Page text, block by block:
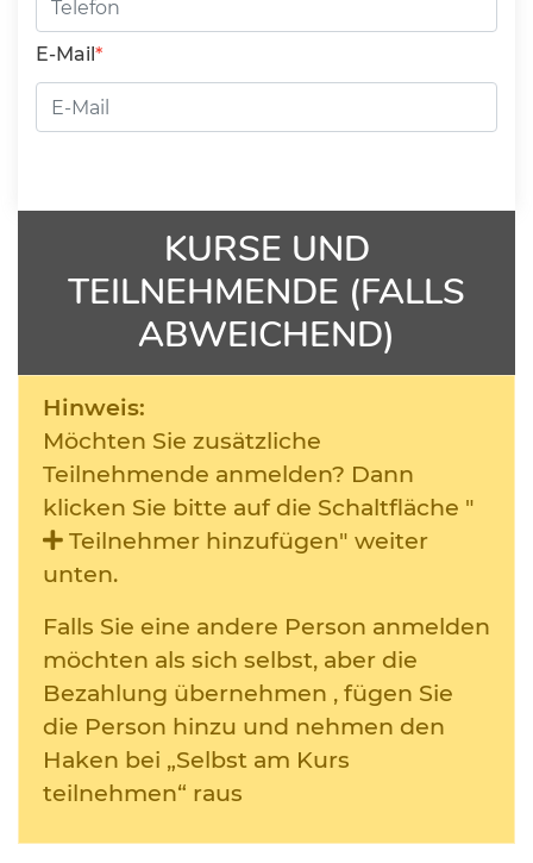
E-Mail
KURSE UND
TEILNEHMENDE (FALLS
ABWEICHEND)
Hinweis:
Möchten Sie zusätzliche
Teilnehmende anmelden? Dann
klicken Sie bitte auf die Schaltfläche "
Teilnehmer hinzufügen" weiter
unten.
Falls Sie eine andere Person anmelden
möchten als sich selbst, aber die
Bezahlung übernehmen , fügen Sie
die Person hinzu und nehmen den
Haken bei „Selbst am Kurs
teilnehmen“ raus